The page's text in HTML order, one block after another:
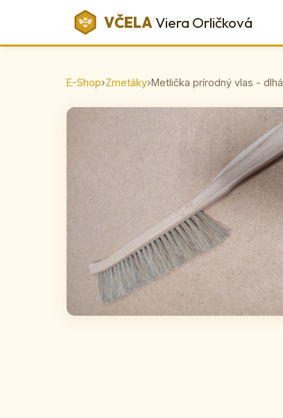
VČELAViera Orličková
E-Shop›Zmetáky›Metlička prírodný vlas - dlhá